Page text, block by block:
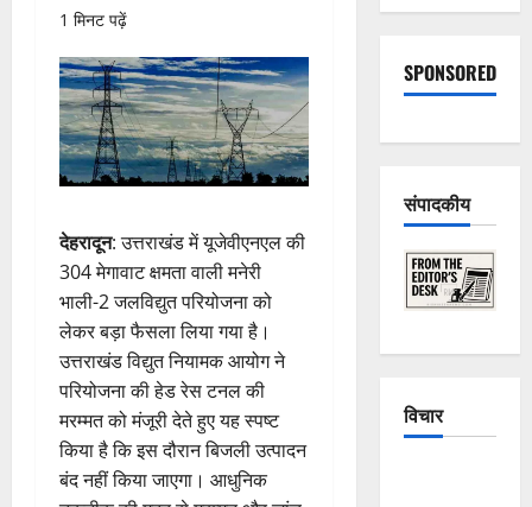
1 मिनट पढ़ें
देहरादून: उत्तराखंड में यूजेवीएनएल की
304 मेगावाट क्षमता वाली मनेरी
भाली-2 जलविद्युत परियोजना को
लेकर बड़ा फैसला लिया गया है।
उत्तराखंड विद्युत नियामक आयोग ने
परियोजना की हेड रेस टनल की
मरम्मत को मंजूरी देते हुए यह स्पष्ट
किया है कि इस दौरान बिजली उत्पादन
बंद नहीं किया जाएगा। आधुनिक
खोजें:
SPONSORED
संपादकीय
विचार